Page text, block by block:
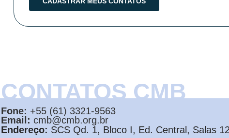
CONTATOS CMB
Fone: +55 (61) 3321-9563
Email: cmb@cmb.org.br
Endereço: SCS Qd. 1, Bloco I, Ed. Central, Salas